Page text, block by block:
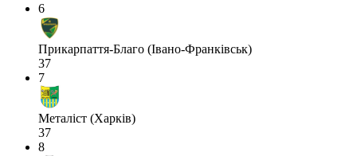
6
Прикарпаття-Благо (Івано-Франківськ)
37
7
Металіст (Харків)
37
8